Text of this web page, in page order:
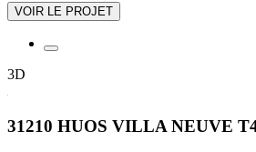
VOIR LE PROJET
3D
31210 HUOS VILLA NEUVE